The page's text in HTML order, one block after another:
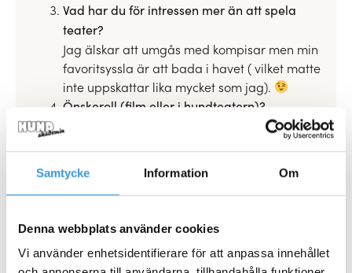
Samtycke Information Om
Denna webbplats använder cookies
Vi använder enhetsidentifierare för att anpassa innehållet
Vad har du för intressen mer än att spela
teater?
Jag älskar att umgås med kompisar men min
favoritsyssla är att bada i havet ( vilket matte
inte uppskattar lika mycket som jag).
Önskeroll (film eller i hundteatern)?
Jag har min önskeroll redan!
Att få spela teater inför stor engagerad
publik! Att gå runt i montrarna och smaka på
godis. Kanske få matte att köpa något bling-
bling halsband med ”strass och diamanter”.
Ditt motto lyder?
Vila i form!